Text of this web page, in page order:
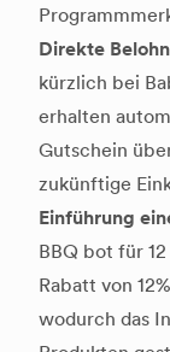
Direkte
kürzlich bei
erhalten
Gutschein
zukünftige
Einführung
BBQ bot für
Rabatt von
wodurch das